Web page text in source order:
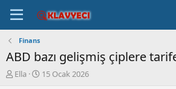
Finans
ABD bazı gelişmiş çiplere
K
Ella
B15 Ocak 2026